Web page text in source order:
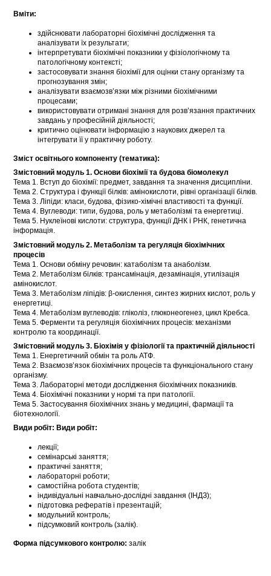
Вміти:
здійснювати лабораторні біохімічні дослідження та
аналізувати їх результати;
інтерпретувати біохімічні показники у фізіологічному та
патологічному контексті;
застосовувати знання біохімії для оцінки стану організму та
прогнозування змін;
аналізувати взаємозв’язки між різними біохімічними
процесами;
використовувати отримані знання для розв’язання практичних
завдань у професійній діяльності;
критично оцінювати інформацію з наукових джерел та
інтегрувати її у практичну роботу.
Зміст освітнього компоненту (тематика):
Змістовний модуль 1. Основи біохімії та будова біомолекул
Тема 1. Вступ до біохімії: предмет, завдання та значення дисципліни.
Тема 2. Структура і функції білків: амінокислоти, рівні організації білків.
Тема 3. Ліпіди: класи, будова, фізико-хімічні властивості та функції.
Тема 4. Вуглеводи: типи, будова, роль у метаболізмі та енергетиці.
Тема 5. Нуклеїнові кислоти: структура, функції ДНК і РНК, генетична
інформація.
Змістовний модуль 2. Метаболізм та регуляція біохімічних
процесів
Тема 1. Основи обміну речовин: катаболізм та анаболізм.
Тема 2. Метаболізм білків: трансамінація, дезамінація, утилізація
амінокислот.
Тема 3. Метаболізм ліпідів: β-окислення, синтез жирних кислот, роль у
енергетиці.
Тема 4. Метаболізм вуглеводів: гліколіз, глюконеогенез, цикл Кребса.
Тема 5. Ферменти та регуляція біохімічних процесів: механізми
контролю та координації.
Змістовний модуль 3. Біохімія у фізіології та практичній діяльності
Тема 1. Енергетичний обмін та роль АТФ.
Тема 2. Взаємозв’язок біохімічних процесів та функціонального стану
організму.
Тема 3. Лабораторні методи дослідження біохімічних показників.
Тема 4. Біохімічні показники у нормі та при патології.
Тема 5. Застосування біохімічних знань у медицині, фармації та
біотехнології.
Види робіт: Види робіт:
лекції;
семінарські заняття;
практичні заняття;
лабораторні роботи;
самостійна робота студентів;
індивідуальні навчально-дослідні завдання (ІНДЗ);
підготовка рефератів і презентацій;
модульний контроль;
підсумковий контроль (залік).
Форма підсумкового контролю: залік